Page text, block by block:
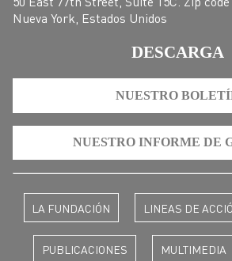
Nueva York, Estados Unidos
DESCARGA
NUESTRO
NUESTRO INFORME DE
LA FUNDACIÓN LINEAS DE
PUBLICACIONES MULTIMEDIA